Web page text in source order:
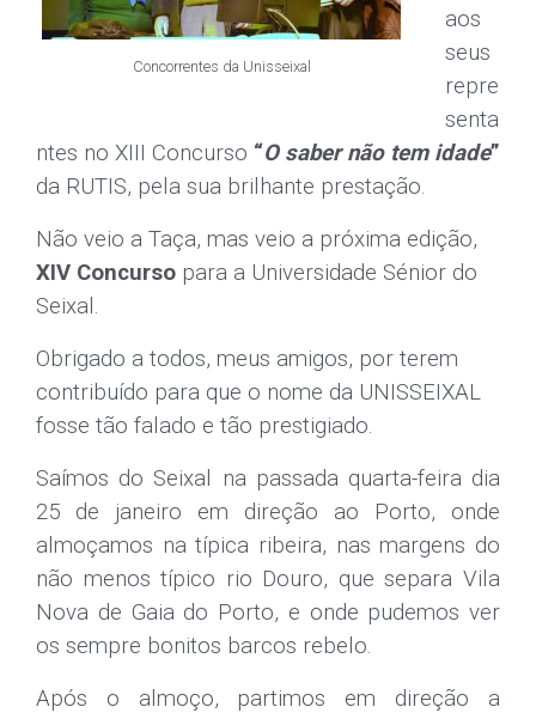
Concorrentes da Unisseixal
aos
seus
repre
senta
ntes no XIII Concurso “O saber não tem idade”
da RUTIS, pela sua brilhante prestação.
Não veio a Taça, mas veio a próxima edição,
XIV Concurso para a Universidade Sénior do
Seixal.
Obrigado a todos, meus amigos, por terem
contribuído para que o nome da UNISSEIXAL
fosse tão falado e tão prestigiado.
Saímos do Seixal na passada quarta-feira dia
25 de janeiro em direção ao Porto, onde
almoçamos na típica ribeira, nas margens do
não menos típico rio Douro, que separa Vila
Nova de Gaia do Porto, e onde pudemos ver
os sempre bonitos barcos rebelo.
Após o almoço, partimos em direção a